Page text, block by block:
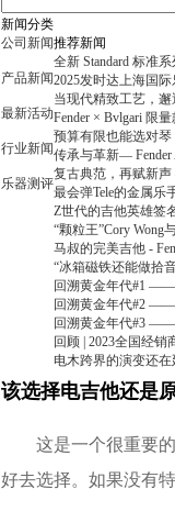
新闻分类
公司新闻
产品新闻
最新活动
行业新闻
乐器测评
推荐新闻
全新 Standard 标准
2025发时达上海国
当现代精致工艺，邂
Fender × Bvlgari 限量
预算有限也能选对琴
传承与革新— Fender
复古典范，再赋新
最会弹Tele的金属乐
Z世代的吉他英雄签
“颗粒王”Cory Wong
马叔的完美吉他 -
“冰箱磁铁还能做拾
回溯黄金年代#1
回溯黄金年代#2
回溯黄金年代#3
回顾 | 2023全国经销
电木跨界的演变还
该选择电吉他还是
这是一个很重要的
好去选择。如果没有